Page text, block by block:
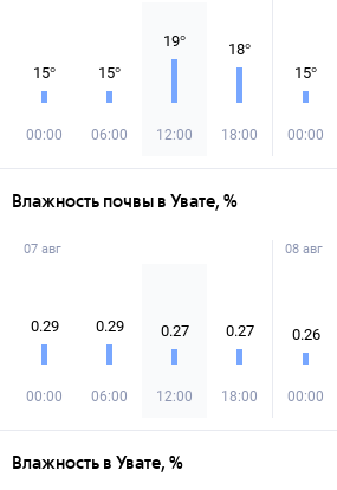
15°
00:00
15°
06:00
19°
12:00
18°
18:00
15°
00:00
Влажность почвы в Увате, %
07 авг
0.29
00:00
0.29
06:00
0.27
12:00
0.27
18:00
08 авг
0.26
00:00
Влажность в Увате, %